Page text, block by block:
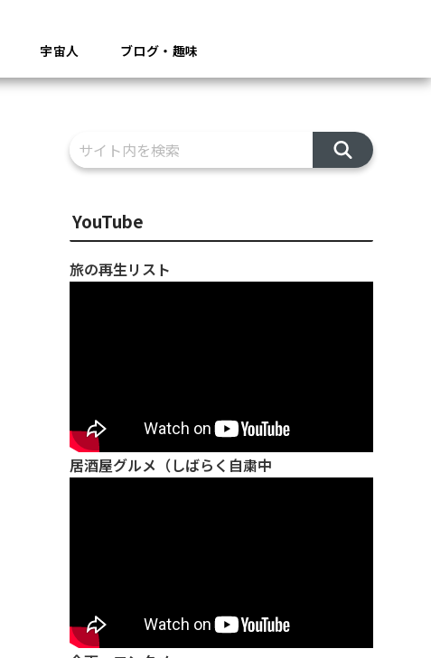
宇宙人 ブログ・趣味
YouTube
旅の再生リスト
居酒屋グルメ（しばらく自粛中